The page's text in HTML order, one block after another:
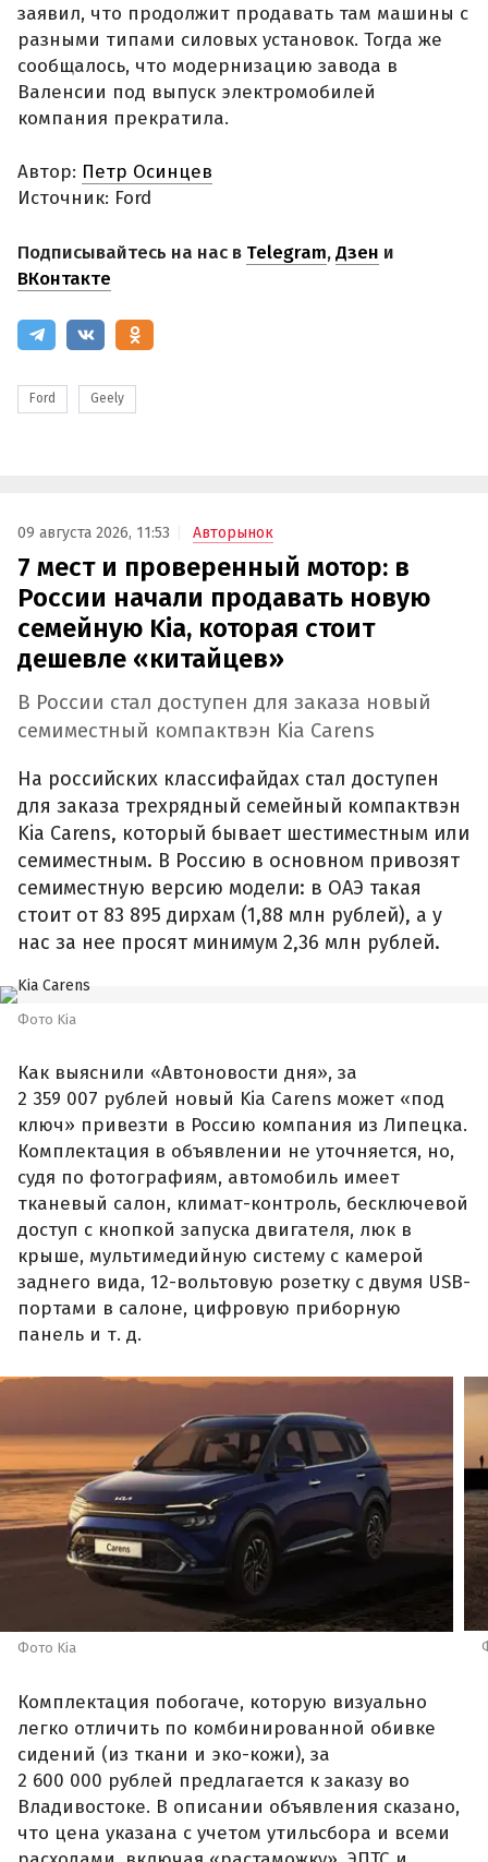
заявил, что продолжит продавать там машины с
разными типами силовых установок. Тогда же
сообщалось, что модернизацию завода в
Валенсии под выпуск электромобилей
компания прекратила.
Автор: Петр Осинцев
Источник: Ford
Подписывайтесь на нас в Telegram,Дзен и
ВКонтакте
Ford Geely
09 августа 2026, 11:53 Авторынок
7 мест и проверенный мотор: в
России начали продавать новую
семейную Kia, которая стоит
дешевле «китайцев»
В России стал доступен для заказа новый
семиместный компактвэн Kia Carens
На российских классифайдах стал доступен
для заказа трехрядный семейный компактвэн
Kia Carens, который бывает шестиместным или
семиместным. В Россию в основном привозят
семиместную версию модели: в ОАЭ такая
стоит от 83 895 дирхам (1,88 млн рублей), а у
нас за нее просят минимум 2,36 млн рублей.
Фото Kia
Как выяснили «Автоновости дня», за
2 359 007 рублей новый Kia Carens может «под
ключ» привезти в Россию компания из Липецка.
Комплектация в объявлении не уточняется, но,
судя по фотографиям, автомобиль имеет
тканевый салон, климат-контроль, бесключевой
доступ с кнопкой запуска двигателя, люк в
крыше, мультимедийную систему с камерой
заднего вида, 12-вольтовую розетку с двумя USB-
портами в салоне, цифровую приборную
панель и т. д.
Фото Kia
Комплектация побогаче, которую визуально
легко отличить по комбинированной обивке
сидений (из ткани и эко-кожи), за
2 600 000 рублей предлагается к заказу во
Владивостоке. В описании объявления сказано,
что цена указана с учетом утильсбора и всеми